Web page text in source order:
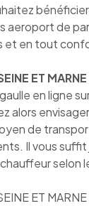
aeroport de
et en tout
ET MARNE
en ligne
alors
de
Il vous
selon
ET